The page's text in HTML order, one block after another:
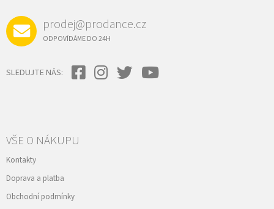
prodej@prodance.cz
ODPOVÍDÁME DO 24H
SLEDUJTE NÁS:
VŠE O NÁKUPU
Kontakty
Doprava a platba
Obchodní podmínky